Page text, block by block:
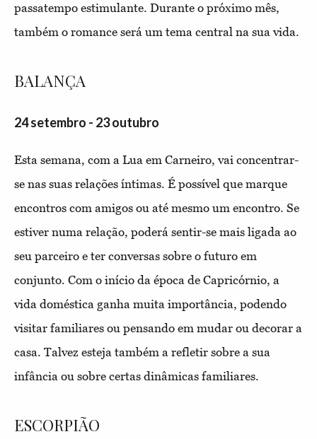
passatempo estimulante. Durante o próximo mês,
também o romance será um tema central na sua vida.
BALANÇA
24 setembro - 23 outubro
Esta semana, com a Lua em Carneiro, vai concentrar-
se nas suas relações íntimas. É possível que marque
encontros com amigos ou até mesmo um encontro. Se
estiver numa relação, poderá sentir-se mais ligada ao
seu parceiro e ter conversas sobre o futuro em
conjunto. Com o início da época de Capricórnio, a
vida doméstica ganha muita importância, podendo
visitar familiares ou pensando em mudar ou decorar a
casa. Talvez esteja também a refletir sobre a sua
infância ou sobre certas dinâmicas familiares.
ESCORPIÃO